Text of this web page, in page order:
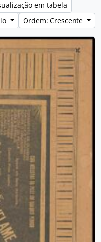
em tabela
Ordem: Crescente